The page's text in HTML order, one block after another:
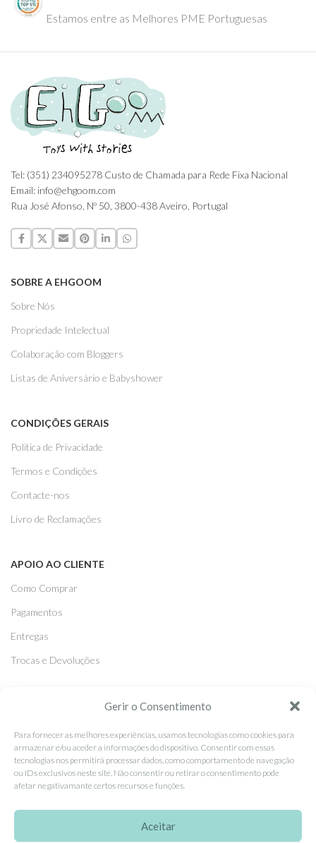
Gerir o Consentimento
Para fornecer as melhores experiências, usamos tecnologias como cookies para
armazenar e/ou aceder a informações do dispositivo. Consentir com essas
tecnologias nos permitirá processar dados, como comportamento de navegação
ou IDs exclusivos neste site. Não consentir ou retirar o consentimento pode
afetar negativamante certos recursos e funções.
Aceitar
Estamos entre as Melhores PME Portuguesas
Tel: (351) 234095278 Custo de Chamada para Rede Fixa Nacional
Email: info@ehgoom.com
Rua José Afonso, Nº 50, 3800-438 Aveiro, Portugal
SOBRE A EHGOOM
Sobre Nós
Propriedade Intelectual
Colaboração com Bloggers
Listas de Aniversário e Babyshower
CONDIÇÕES GERAIS
Politica de Privacidade
Termos e Condições
Contacte-nos
Livro de Reclamações
APOIO AO CLIENTE
Como Comprar
Pagamentos
Entregas
Trocas e Devoluções
Facebook
Instagram
Pinterest